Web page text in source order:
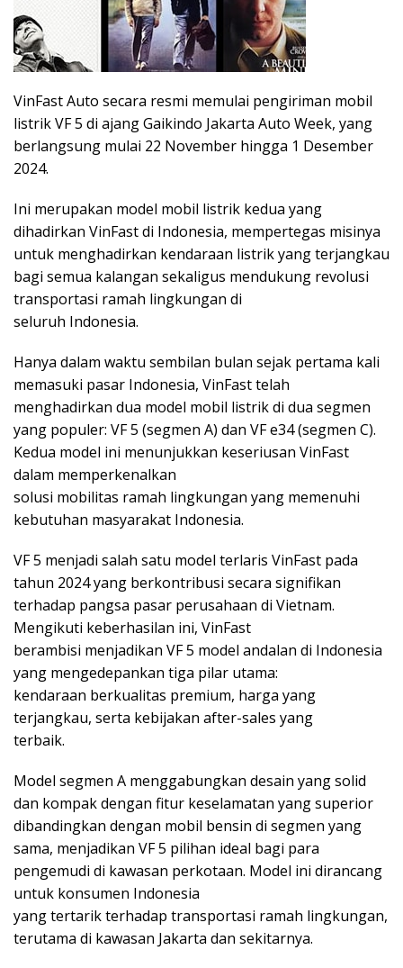
VinFast Auto secara resmi memulai pengiriman mobil
listrik VF 5 di ajang Gaikindo Jakarta Auto Week, yang
berlangsung mulai 22 November hingga 1 Desember
2024.
Ini merupakan model mobil listrik kedua yang
dihadirkan VinFast di Indonesia, mempertegas misinya
untuk menghadirkan kendaraan listrik yang terjangkau
bagi semua kalangan sekaligus mendukung revolusi
transportasi ramah lingkungan di
seluruh Indonesia.
Hanya dalam waktu sembilan bulan sejak pertama kali
memasuki pasar Indonesia, VinFast telah
menghadirkan dua model mobil listrik di dua segmen
yang populer: VF 5 (segmen A) dan VF e34 (segmen C).
Kedua model ini menunjukkan keseriusan VinFast
dalam memperkenalkan
solusi mobilitas ramah lingkungan yang memenuhi
kebutuhan masyarakat Indonesia.
VF 5 menjadi salah satu model terlaris VinFast pada
tahun 2024 yang berkontribusi secara signifikan
terhadap pangsa pasar perusahaan di Vietnam.
Mengikuti keberhasilan ini, VinFast
berambisi menjadikan VF 5 model andalan di Indonesia
yang mengedepankan tiga pilar utama:
kendaraan berkualitas premium, harga yang
terjangkau, serta kebijakan after-sales yang
terbaik.
Model segmen A menggabungkan desain yang solid
dan kompak dengan fitur keselamatan yang superior
dibandingkan dengan mobil bensin di segmen yang
sama, menjadikan VF 5 pilihan ideal bagi para
pengemudi di kawasan perkotaan. Model ini dirancang
untuk konsumen Indonesia
yang tertarik terhadap transportasi ramah lingkungan,
terutama di kawasan Jakarta dan sekitarnya.